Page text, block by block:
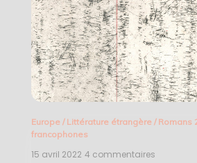
Europe/ Littérature étrangère/ Romans
francophones
15 avril 2022 4 commentaires